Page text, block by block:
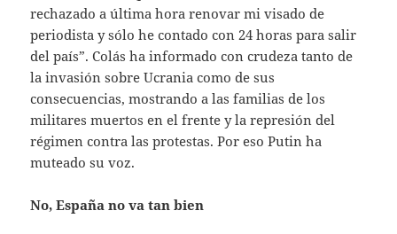
rechazado a última hora renovar mi visado de
periodista y sólo he contado con 24 horas para salir
del país”. Colás ha informado con crudeza tanto de
la invasión sobre Ucrania como de sus
consecuencias, mostrando a las familias de los
militares muertos en el frente y la represión del
régimen contra las protestas. Por eso Putin ha
muteado su voz.
No, España no va tan bien